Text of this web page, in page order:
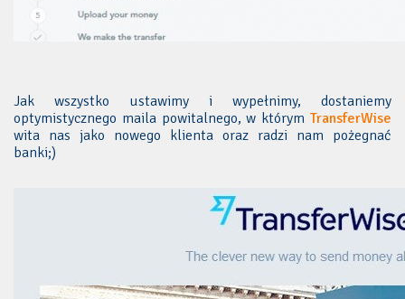
Jak wszystko ustawimy i wypełnimy, dostaniemy
optymistycznego maila powitalnego, w którym TransferWise
wita nas jako nowego klienta oraz radzi nam pożegnać
banki;)